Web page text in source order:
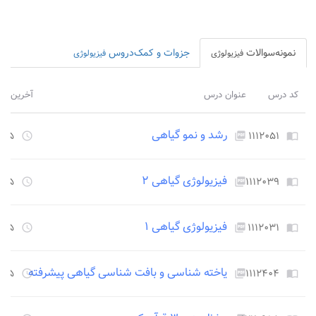
نمونه‌سوالات فیزیولوژی جزوات و کمک‌دروس فیزیولوژی
کد درس عنوان درس آخرین
import_contacts ۱۱۱۲۰۵۱ picture_as_pdf رشد و نمو گیاهی access_time ۲۲۵۵
import_contacts ۱۱۱۲۰۳۹picture_as_pdf فیزیولوژی گیاهی ۲ access_time ۲۲۵۵
import_contacts ۱۱۱۲۰۳۱ picture_as_pdf فیزیولوژی گیاهی ۱ access_time ۲۲۵۵
import_contacts ۱۱۱۲۴۰۴picture_as_pdf یاخته شناسی و بافت شناسی گیاهی پیشرفتهaccess_time ۲۲۵۵